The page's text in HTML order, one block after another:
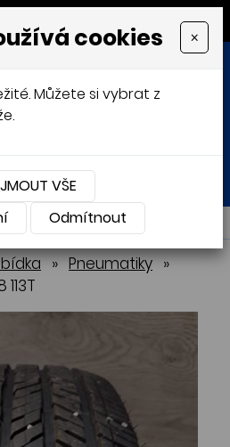
Košík
» Pneumatiky »
cookies ×
Můžete si vybrat z
VŠE
Odmítnout